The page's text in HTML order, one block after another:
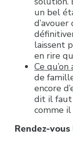
un bel
laissent
en rire
Ce
de
encore
dit il faut
comme
Rendez-